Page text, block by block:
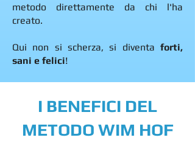
metodo direttamente da chi l'ha
creato.
Qui non si scherza, si diventa forti,
sani e felici!
I BENEFICI DEL
METODO WIM HOF